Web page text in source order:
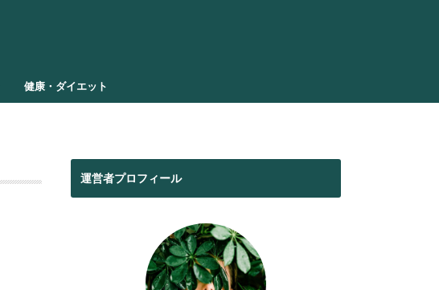
健康・ダイエット
運営者プロフィール